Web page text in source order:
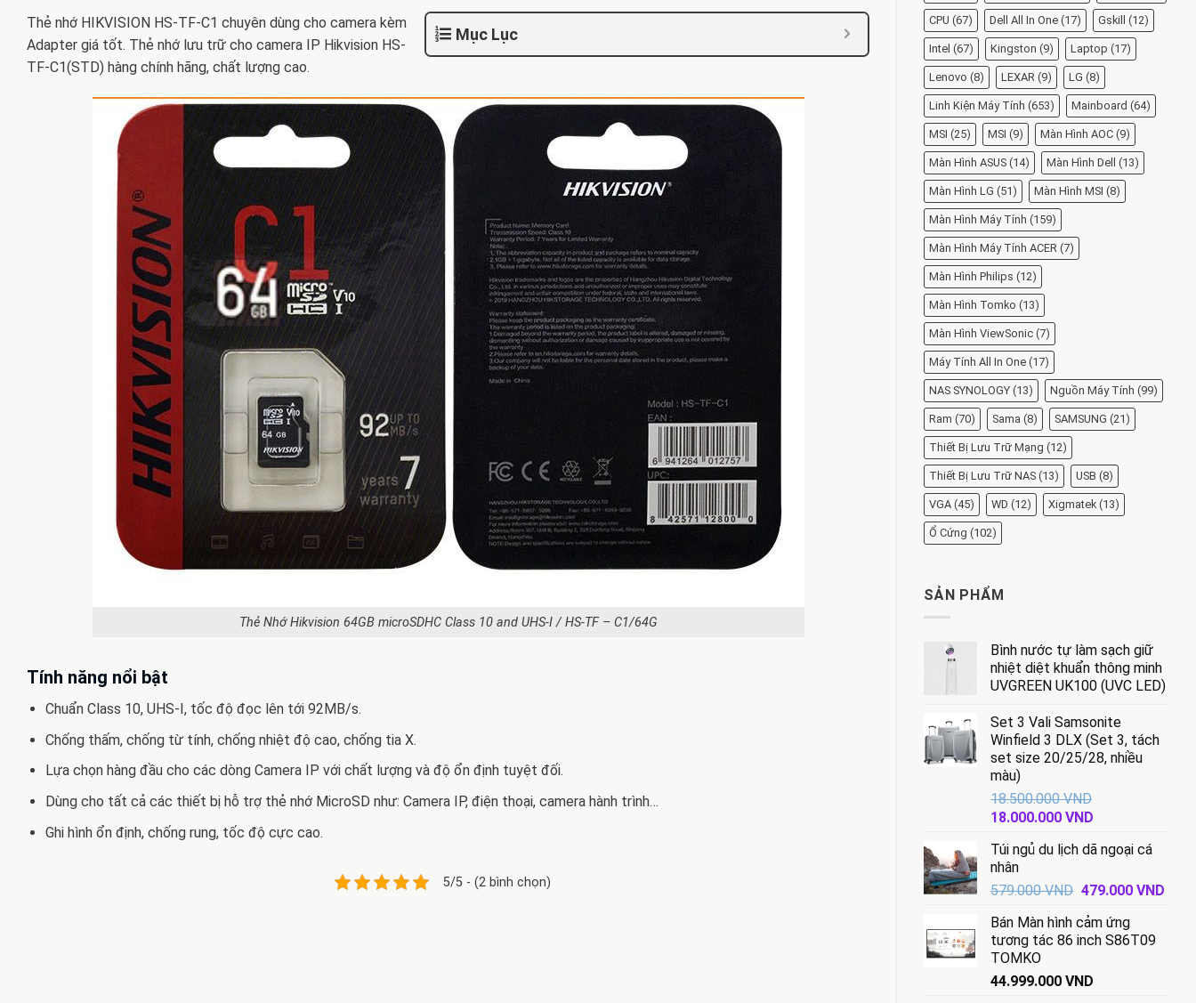
CPU (67) Dell All In One (17) Gskill (12)
Intel (67) Kingston (9) Laptop (17)
Lenovo (8) LEXAR (9) LG (8)
Linh Kiện Máy Tính (653) Mainboard (64)
MSI (25) MSI (9) Màn Hình AOC (9)
Màn Hình ASUS (14) Màn Hình Dell (13)
Màn Hình LG (51) Màn Hình MSI (8)
Màn Hình Máy Tính (159)
Màn Hình Máy Tính ACER (7)
Màn Hình Philips (12)
Màn Hình Tomko (13)
Màn Hình ViewSonic (7)
Máy Tính All In One (17)
NAS SYNOLOGY (13) Nguồn Máy Tính (99)
Ram (70) Sama (8) SAMSUNG (21)
Thiết Bị Lưu Trữ Mạng (12)
Thiết Bị Lưu Trữ NAS (13) USB (8)
VGA (45) WD (12) Xigmatek (13)
Ổ Cứng (102)
SẢN PHẨM
Bình nước tự làm sạch giữ
nhiệt diệt khuẩn thông minh
UVGREEN UK100 (UVC LED)
Set 3 Vali Samsonite
Winfield 3 DLX (Set 3, tách
set size 20/25/28, nhiều
màu)
18.500.000VND
Giá
là:
18.500.000 VND.
18.000.000 VND
tại
18.000.000 VND.
Túi ngủ du lịch dã ngoại cá
nhân
579.000VND Giá
là:
579.000 VND.
479.000 VNDGiá
Bán Màn hình cảm ứng
tương tác 86 inch S86T09
TOMKO
44.999.000 VND
Mục Lục
Thẻ nhớ HIKVISION HS-TF-C1 chuyên dùng cho camera kèm
Adapter giá tốt. Thẻ nhớ lưu trữ cho camera IP Hikvision HS-
TF-C1(STD) hàng chính hãng, chất lượng cao.
Thẻ Nhớ Hikvision 64GB microSDHC Class 10 and UHS-I / HS-TF – C1/64G
Tính năng nổi bật
Chuẩn Class 10, UHS-I, tốc độ đọc lên tới 92MB/s.
Chống thấm, chống từ tính, chống nhiệt độ cao, chống tia X.
Lựa chọn hàng đầu cho các dòng Camera IP với chất lượng và độ ổn định tuyệt đối.
Dùng cho tất cả các thiết bị hỗ trợ thẻ nhớ MicroSD như: Camera IP, điện thoại, camera hành trình…
Ghi hình ổn định, chống rung, tốc độ cực cao.
5/5 - (2 bình chọn)